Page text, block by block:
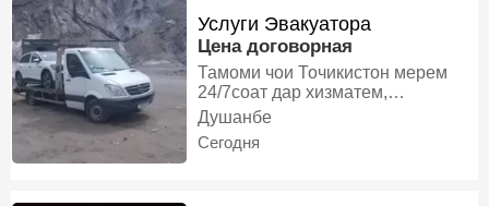
Услуги Эвакуатора
Цена договорная
Тамоми чои Точикистон мерем
24/7соат дар хизматем,
Эвакуатор
Душанбе
Сегодня